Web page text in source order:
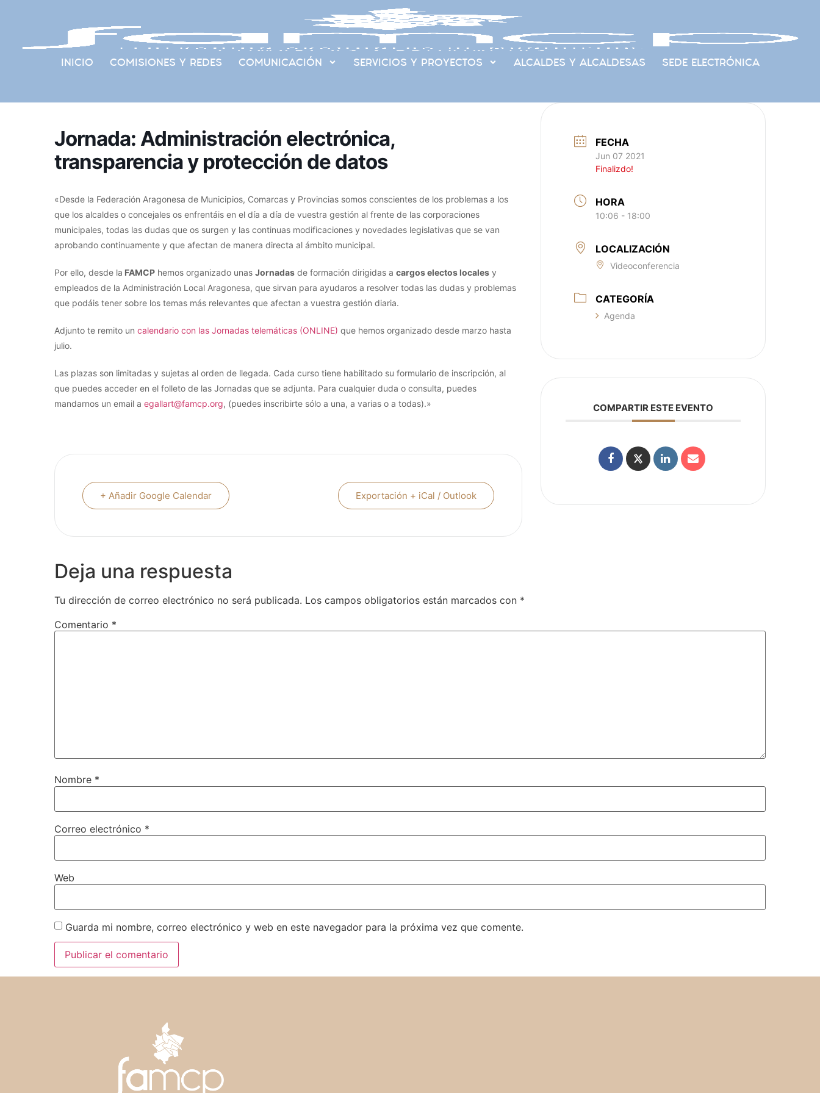
INICIO COMISIONES Y REDES COMUNICACIÓN SERVICIOS Y PROYECTOS ALCALDES Y ALCALDESAS SEDE ELECTRÓNICA
Jornada: Administración electrónica,
transparencia y protección de datos
«Desde la Federación Aragonesa de Municipios, Comarcas y Provincias somos conscientes de los problemas a los
que los alcaldes o concejales os enfrentáis en el día a día de vuestra gestión al frente de las corporaciones
municipales, todas las dudas que os surgen y las continuas modificaciones y novedades legislativas que se van
aprobando continuamente y que afectan de manera directa al ámbito municipal.
Por ello, desde la FAMCP hemos organizado unas Jornadas de formación dirigidas a cargos electos locales y
empleados de la Administración Local Aragonesa, que sirvan para ayudaros a resolver todas las dudas y problemas
que podáis tener sobre los temas más relevantes que afectan a vuestra gestión diaria.
Adjunto te remito un calendario con las Jornadas telemáticas (ONLINE) que hemos organizado desde marzo hasta
julio.
Las plazas son limitadas y sujetas al orden de llegada. Cada curso tiene habilitado su formulario de inscripción, al
que puedes acceder en el folleto de las Jornadas que se adjunta. Para cualquier duda o consulta, puedes
mandarnos un email a egallart@famcp.org, (puedes inscribirte sólo a una, a varias o a todas).»
+ Añadir Google Calendar Exportación + iCal / Outlook
FECHA
Jun 07 2021
Finalizdo!
HORA
10:06 - 18:00
LOCALIZACIÓN
Videoconferencia
CATEGORÍA
Agenda
COMPARTIR ESTE EVENTO
Deja una respuesta
Tu dirección de correo electrónico no será publicada. Los campos obligatorios están marcados con *
Comentario *
Nombre *
Correo electrónico *
Web
Guarda mi nombre, correo electrónico y web en este navegador para la próxima vez que comente.